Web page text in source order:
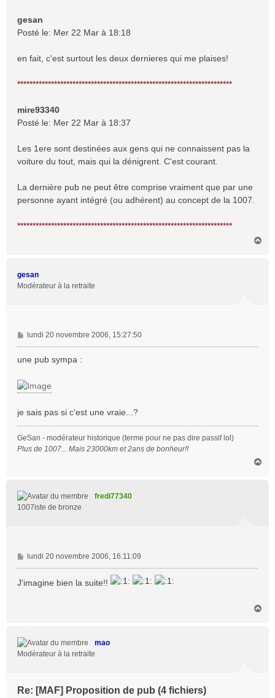
gesan
Posté le: Mer 22 Mar à 18:18
en fait, c'est surtout les deux dernieres qui me plaises!
**********************************************************************
mire93340
Posté le: Mer 22 Mar à 18:37
Les 1ere sont destinées aux gens qui ne connaissent pas la
voiture du tout, mais qui la dénigrent. C'est courant.
La dernière pub ne peut être comprise vraiment que par une
personne ayant intégré (ou adhérent) au concept de la 1007.
**********************************************************************
gesan
Modérateur à la retraite
M
e
s
a
g
lundi 20 novembre 2006, 15:27:50
une pub sympa :
je sais pas si c'est une vraie...?
GeSan - modérateur historique (terme pour ne pas dire passif lol)
Plus de 1007... Mais 23000km et 2ans de bonheur!!
fredi77340
1007iste de bronze
M
e
s
lundi 20 novembre 2006, 16:11:09
J'imagine bien la suite!!
mao
Modérateur à la retraite
Re: [MAF] Proposition de pub (4 fichiers)